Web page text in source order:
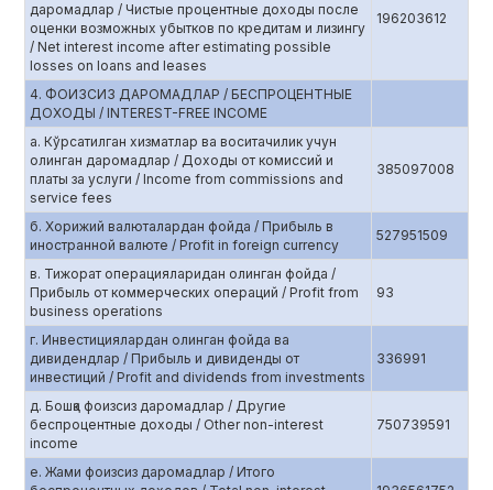
даромадлар / Чистые процентные доходы после
оценки возможных убытков по кредитам и лизингу
/ Net interest income after estimating possible
losses on loans and leases
196203612
4. ФОИЗСИЗ ДАРОМАДЛАР / БЕСПРОЦЕНТНЫЕ
ДОХОДЫ / INTEREST-FREE INCOME
а. Кўрсатилган хизматлар ва воситачилик учун
олинган даромадлар / Доходы от комиссий и
платы за услуги / Income from commissions and
service fees
385097008
б. Хорижий валюталардан фойда / Прибыль в
иностранной валюте / Profit in foreign currency
527951509
в. Тижорат операцияларидан олинган фойда /
Прибыль от коммерческих операций / Profit from
business operations
93
г. Инвестициялардан олинган фойда ва
дивидендлар / Прибыль и дивиденды от
инвестиций / Profit and dividends from investments
336991
д. Бошқа фоизсиз даромадлар / Другие
беспроцентные доходы / Other non-interest
income
750739591
е. Жами фоизсиз даромадлар / Итого